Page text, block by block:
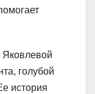
Яковлевой
голубой
история